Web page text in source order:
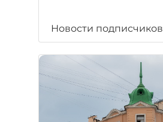
Новости подписчиков